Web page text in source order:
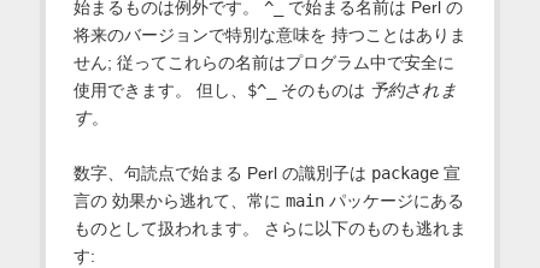
始まるものは例外です。 ^_
で始まる名前は Perl の
将来のバージョンで特別な意味を 持つことはありま
せん; 従ってこれらの名前はプログラム中で安全に
使用できます。 但し、 $^_ そのものは 予約されま
す。
数字、句読点で始まる Perl の識別子は package宣
言の 効果から逃れて、常に mainパッケージにある
ものとして扱われます。 さらに以下のものも逃れま
す: